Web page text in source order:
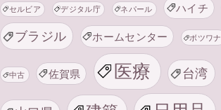
セルビア デジタル庁 ネパール ハイチ
ブラジル ホームセンター ボツワナ
中古 佐賀県 医療 台湾